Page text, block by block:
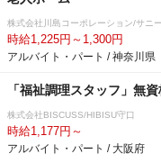
株式会社川島コーポレーション/サニ
時給1,225円～1,300円
アルバイト・パート / 神奈川県
「福祉調理スタッフ」無
株式会社BISCUSS/HIBISU守口
時給1,177円～
アルバイト・パート / 大阪府